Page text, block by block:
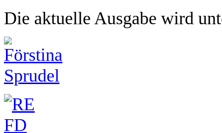
Die aktuelle Ausgabe wird